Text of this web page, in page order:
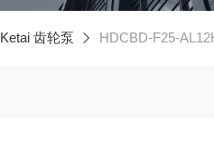
Ketai 齿轮泵 HDCBD-F25-